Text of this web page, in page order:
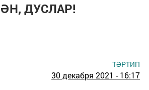
ДУСЛАР!
ТӘРТИП
30 декабря 2021 - 16:17